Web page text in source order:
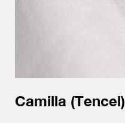
Camilla (Tencel)